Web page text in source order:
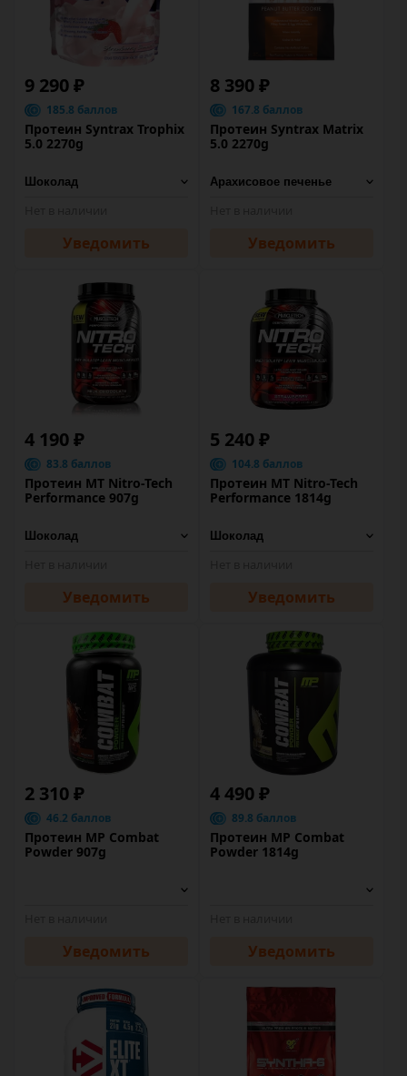
9 290 ₽
185.8 баллов
Протеин Syntrax Trophix
5.0 2270g
Уведомить
8 390 ₽
167.8 баллов
Протеин Syntrax Matrix
5.0 2270g
Уведомить
4 190 ₽
83.8 баллов
Протеин MT Nitro-Tech
Performance 907g
Уведомить
5 240 ₽
104.8 баллов
Протеин MT Nitro-Tech
Performance 1814g
Уведомить
2 310 ₽
46.2 баллов
Протеин MP Combat
Powder 907g
Уведомить
4 490 ₽
89.8 баллов
Протеин MP Combat
Powder 1814g
Уведомить